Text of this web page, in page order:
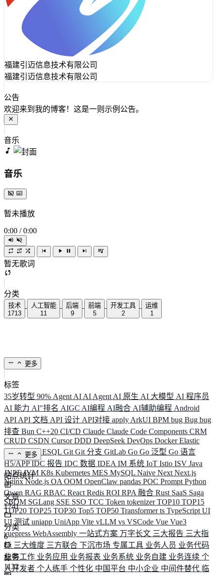
福建引迈信息技术有限公司
福建引迈信息技术有限公司
公告
欢迎来到我的博客！这是一则示例公告。
音乐
音乐
暂未播放
0:00 / 0:00
暂无歌词
分类
技术
1713
人工智能
11
后端
9
前端
5
开发工具
2
运维
1
更多
标签
35岁转型 90% Agent AI AI Agent AI 原生 AI 大模型 AI 程序员
AI 能力 AI"排名 AIGC AI编程 AI融合 AI辅助编程 Android
API API 文档 API 设计 API对接 apply ArkUI BPM bug Bug bug
排查 Bun C++20 CI/CD Claude Claude Code Components CRM
CRUD CSDN CursorDDD DeepSeek DevOps DockerElastic
ELK ElysiaESQL Git Git 分支 GitLab Go Go 泛型 Go 语言
H5/APPIDC 报告 IDC 数据 IDEA IM 系统 IoT Istio ISV Java
JNPFJVM K8s Kubernetes MES MySQL Naive Next Next.js
NginxNode.js OA OOM OpenClaw pandas POC Prompt Python
Qwen RAG RBAC React Redis ROI RPA 融合 Rust SaaS Saga
SBOM SGLang SSE SSO TCC Token tokenizerTOP10 TOP15
TOP20 TOP25 TOP30 Top5 TOP50 Transformerts TypeScript UI
UI 测试 uniapp UniApp Vite vLLM vs VSCode Vue Vue3
vuepress WebAssembly 一站式方案 万字长文 三大报告 三大指
标 三大维度 三方联合 下沉市场 专属工具 业务人员 业务代码
业务工作 业务应用 业务报表 业务系统 业务自建 业务连续 个
人开发者 个人练手 个性化 中国平台 中小企业 中间件替代 临
更多
站点统计
文章
1741
分类
6
标签
1132